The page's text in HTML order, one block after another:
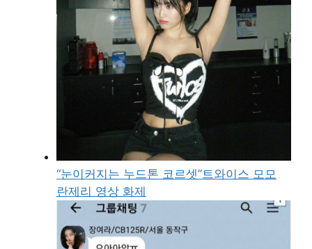
“눈이커지는 누드톤 코르셋”트와이스 모모
란제리 영상 화제